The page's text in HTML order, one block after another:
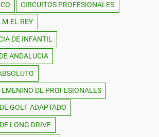
CIRCUITOS PROFESIONALES
REY
DE INFANTIL
ANDALUCIA
DE PROFESIONALES
GOLF ADAPTADO
LONG DRIVE